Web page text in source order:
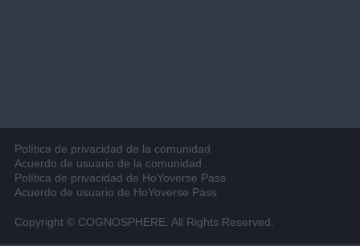
Política de privacidad de la comunidad
Acuerdo de usuario de la comunidad
Política de privacidad de HoYoverse Pass
Acuerdo de usuario de HoYoverse Pass
Copyright © COGNOSPHERE. All Rights Reserved.